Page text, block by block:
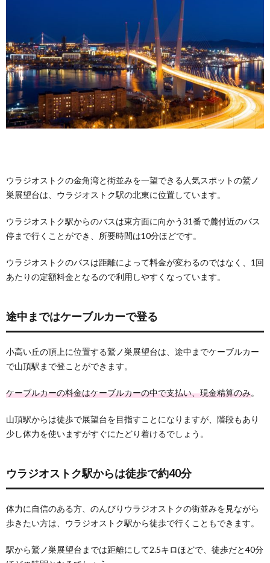
ウラジオストクの金角湾と街並みを一望できる人気スポットの鷲ノ
巣展望台は、ウラジオストク駅の北東に位置しています。
ウラジオストク駅からのバスは東方面に向かう31番で麓付近のバス
停まで行くことができ、所要時間は10分ほどです。
ウラジオストクのバスは距離によって料金が変わるのではなく、1回
あたりの定額料金となるので利用しやすくなっています。
途中まではケーブルカーで登る
小高い丘の頂上に位置する鷲ノ巣展望台は、途中までケーブルカー
で山頂駅まで登ことができます。
ケーブルカーの料金はケーブルカーの中で支払い、現金精算のみ。
山頂駅からは徒歩で展望台を目指すことになりますが、階段もあり
少し体力を使いますがすぐにたどり着けるでしょう。
ウラジオストク駅からは徒歩で約40分
体力に自信のある方、のんびりウラジオストクの街並みを見ながら
歩きたい方は、ウラジオストク駅から徒歩で行くこともできます。
駅から鷲ノ巣展望台までは距離にして2.5キロほどで、徒歩だと40分